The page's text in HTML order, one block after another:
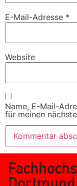
E-Mail-Adresse *
Website
Name, E-Mail-
für meinen